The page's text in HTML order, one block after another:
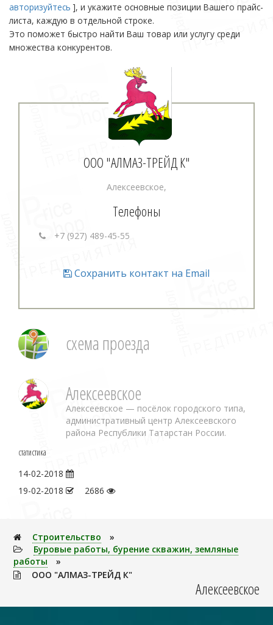
авторизуйтесь ], и укажите основные позиции Вашего прайс-
листа, каждую в отдельной строке.
Это поможет быстро найти Ваш товар или услугу среди
множества конкурентов.
ООО "АЛМАЗ-ТРЕЙД К"
Алексеевское,
Телефоны
+7 (927) 489-45-55
Сохранить контакт на Email
схема проезда
Алексеевское
Алексеевское — посёлок городского типа,
административный центр Алексеевского
района Республики Татарстан России.
статистика
14-02-2018
19-02-2018
2686
Строительство
»
Буровые работы, бурение скважин, земляные
работы
»
ООО "АЛМАЗ-ТРЕЙД К"
Алексеевское